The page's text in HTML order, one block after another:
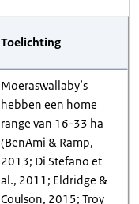
Toelichting
Moeraswallaby’s
hebben een home
range van 16-33 ha
(BenAmi & Ramp,
2013; Di Stefano et
al., 2011; Eldridge &
Coulson, 2015; Troy